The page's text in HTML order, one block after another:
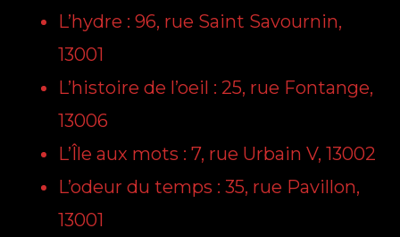
L’hydre : 96, rue Saint Savournin,
13001
L’histoire de l’oeil : 25, rue Fontange,
13006
L’Île aux mots : 7, rue Urbain V, 13002
L’odeur du temps : 35, rue Pavillon,
13001